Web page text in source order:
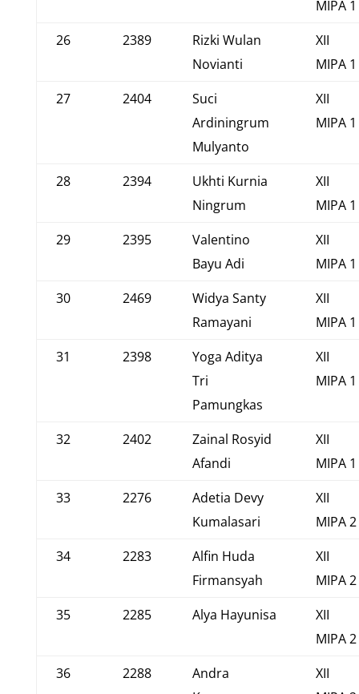
MIPA 1
26
2389
Rizki Wulan
Novianti
XII
MIPA 1
27
2404
Suci
Ardiningrum
Mulyanto
XII
MIPA 1
28 2394
Ukhti Kurnia
Ningrum
XII
MIPA 1
29
2395
Valentino
Bayu Adi
XII
MIPA 1
30
2469
Widya Santy
Ramayani
XII
MIPA 1
31
2398
Yoga Aditya
Tri
Pamungkas
XII
MIPA 1
32 2402
Zainal Rosyid
Afandi
XII
MIPA 1
33
2276
Adetia Devy
Kumalasari
XII
MIPA 2
34
2283
Alfin Huda
Firmansyah
XII
MIPA 2
35
2285 Alya Hayunisa
XII
MIPA 2
36
2288
Andra
XII